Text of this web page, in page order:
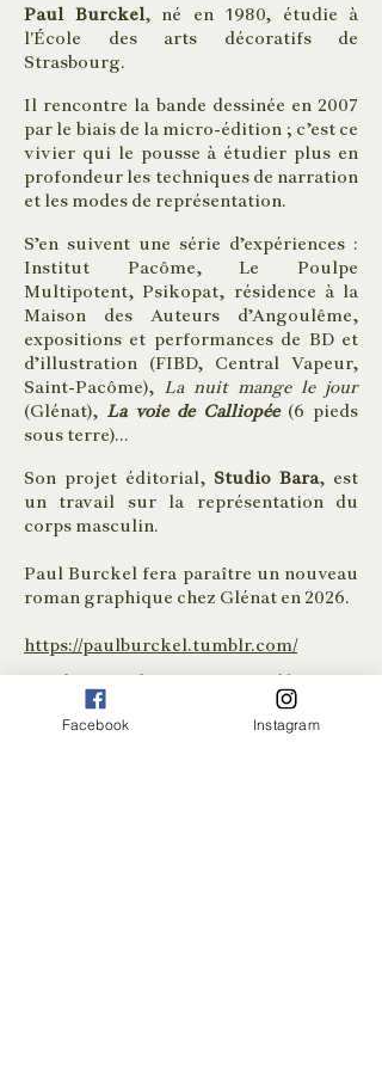
Paul Burckel, né en 1980, étudie à
l'École des arts décoratifs de
Strasbourg.
Il rencontre la bande dessinée en 2007
par le biais de la micro-édition ; c’est ce
vivier qui le pousse à étudier plus en
profondeur les techniques de narration
et les modes de représentation.
S’en suivent une série d’expériences :
Institut Pacôme, Le Poulpe
Multipotent, Psikopat, résidence à la
Maison des Auteurs d’Angoulême,
expositions et performances de BD et
d’illustration (FIBD, Central Vapeur,
Saint-Pacôme), La nuit mange le jour
(Glénat), La voie de Calliopée(6 pieds
sous terre)...
Son projet éditorial, Studio Bara, est
un travail sur la représentation du
corps masculin.
Paul Burckel fera paraître un nouveau
roman graphique chez Glénat en 2026.
https://paulburckel.tumblr.com/
>> Cliquez sur les images pour accéder aux
tirages de Paul Burckel
Facebook Instagram